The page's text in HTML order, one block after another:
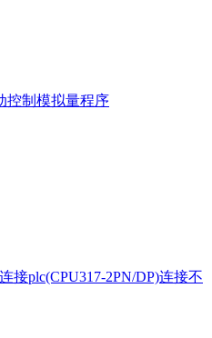
控制模拟量程序
接plc(CPU317-2PN/DP)连接不